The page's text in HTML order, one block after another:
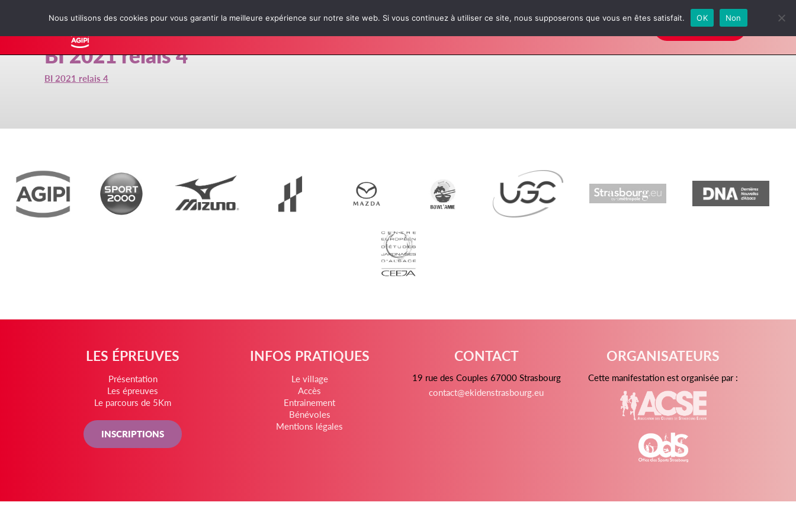
INSCRIPTIONS
BI 2021 relais 4
BI 2021 relais 4
LES ÉPREUVES
Présentation
Les épreuves
Le parcours de 5Km
INSCRIPTIONS
INFOS PRATIQUES
Le village
Accès
Entrainement
Bénévoles
Mentions légales
CONTACT
19 rue des Couples 67000 Strasbourg
contact@ekidenstrasbourg.eu
ORGANISATEURS
Cette manifestation est organisée par :
Nous utilisons des cookies pour vous garantir la meilleure expérience sur notre site web. Si vous continuez à utiliser ce site, nous supposerons que vous en êtes satisfait. OK Non